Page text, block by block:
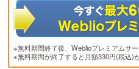
※無料期間終了後、Weblioプレミアムサ
※無料期間が終了すると月額330円(税込)